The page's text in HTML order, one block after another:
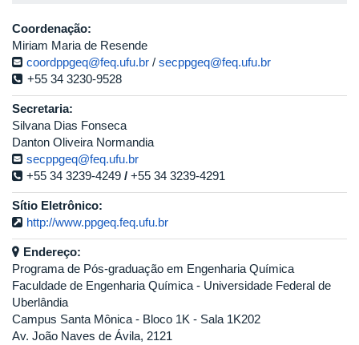
Coordenação:
Miriam Maria de Resende
coordppgeq@feq.ufu.br / secppgeq@feq.ufu.br
+55 34 3230-9528
Secretaria:
Silvana Dias Fonseca
Danton Oliveira Normandia
secppgeq@feq.ufu.br
+55 34 3239-4249 / +55 34 3239-4291
Sítio Eletrônico:
http://www.ppgeq.feq.ufu.br
Endereço:
Programa de Pós-graduação em Engenharia Química
Faculdade de Engenharia Química - Universidade Federal de
Uberlândia
Campus Santa Mônica - Bloco 1K - Sala 1K202
Av. João Naves de Ávila, 2121